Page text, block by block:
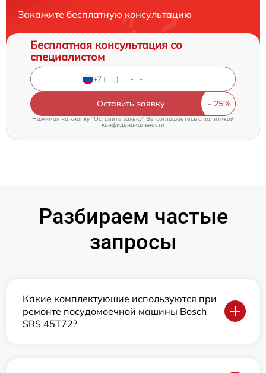
Закажите бесплатную консультацию
Бесплатная консультация со
специалистом
Оставить заявку
Нажимая на кнопку "Оставить заявку" Вы соглашаетесь cполитикой
конфиденциальности
Разбираем частые
запросы
Какие комплектующие используются при
ремонте посудомоечной машины Bosch
SRS 45T72?